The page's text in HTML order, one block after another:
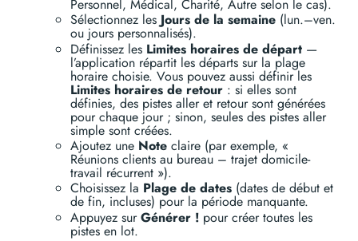
Personnel, Médical, Charité, Autre selon le cas).
Sélectionnez les Jours de la semaine (lun.–ven.
ou jours personnalisés).
Définissez les Limites horaires de départ —
l’application répartit les départs sur la plage
horaire choisie. Vous pouvez aussi définir les
Limites horaires de retour : si elles sont
définies, des pistes aller et retour sont générées
pour chaque jour ; sinon, seules des pistes aller
simple sont créées.
Ajoutez une Note claire (par exemple, «
Réunions clients au bureau – trajet domicile-
travail récurrent »).
Choisissez la Plage de dates (dates de début et
de fin, incluses) pour la période manquante.
Appuyez surGénérer ! pour créer toutes les
pistes en lot.